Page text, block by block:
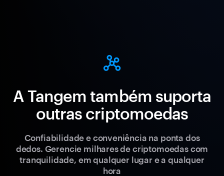
A Tangem também suporta
outras criptomoedas
Confiabilidade e conveniência na ponta dos
dedos. Gerencie milhares de criptomoedas com
tranquilidade, em qualquer lugar e a qualquer
hora